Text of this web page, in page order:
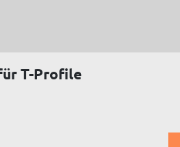
T-Profile